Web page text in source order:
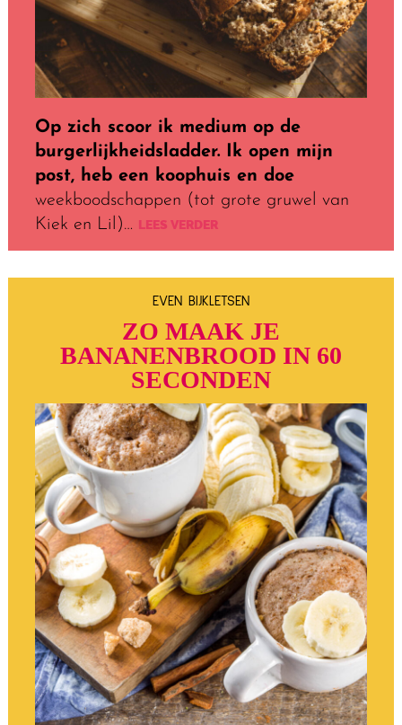
Op zich scoor ik medium op de
burgerlijkheidsladder. Ik open mijn
post, heb een koophuis en doe
weekboodschappen (tot grote gruwel van
Kiek en Lil)… LEES VERDER
EVEN BIJKLETSEN
ZO MAAK JE
BANANENBROOD IN 60
SECONDEN